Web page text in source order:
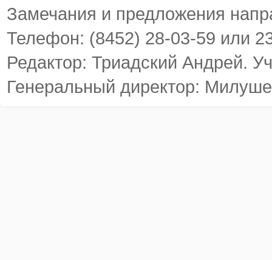
Замечания и предложения
Телефон: (8452) 28-03-59 или
Редактор: Триадский Андрей.
Генеральный директор: